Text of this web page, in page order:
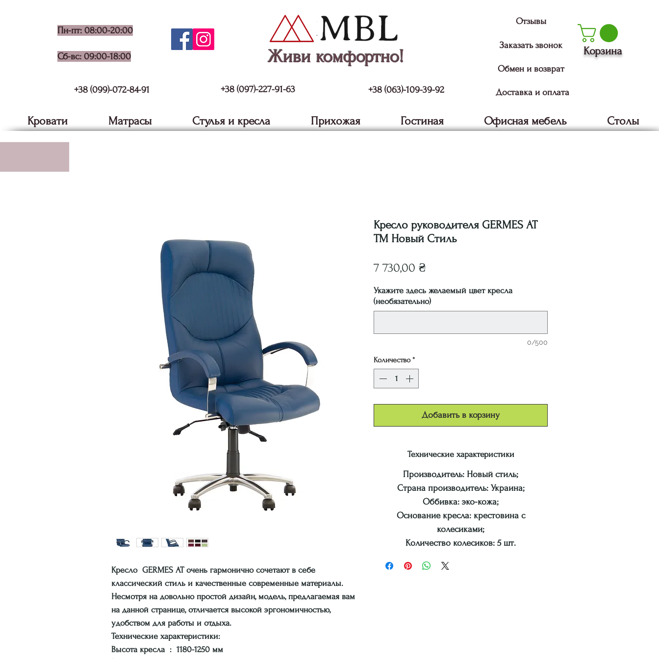
Пн-пт: 08:00-20:00
Сб-вс: 09:00-18:00 Живи комфортно!
Отзывы
Заказать звонок
Обмен и возврат
Корзина
+38 (099)-072-84-91 +38 (097)-227-91-63 +38 (063)-109-39-92 Доставка и оплата
Кровати Матрасы Стулья и кресла Прихожая Гостиная Офисная мебель Столы
Кресло GERMES AT очень гармонично сочетают в себе
классический стиль и качественные современные материалы.
Несмотря на довольно простой дизайн, модель, предлагаемая вам
на данной странице, отличается высокой эргономичностью,
удобством для работы и отдыха.
Технические характеристики:
Высота кресла : 1180-1250 мм
Кресло руководителя GERMES AT
ТМ Новый Стиль
7 730,00 ₴Цена
Укажите здесь желаемый цвет кресла
(необязательно)
0/500
Количество *
Добавить в корзину
Технические характеристики
Производитель: Новый стиль;
Страна производитель: Украина;
Оббивка: эко-кожа;
Основание кресла: крестовина с
колесиками;
Количество колесиков: 5 шт.